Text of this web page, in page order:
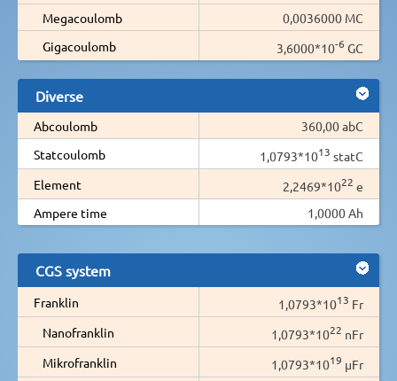
Megacoulomb
0,0036000 MC
Gigacoulomb
3,6000*10-6 GC
Diverse
Abcoulomb
360,00 abC
Statcoulomb
1,0793*1013 statC
Element
2,2469*1022 e
Ampere time
1,0000 Ah
CGS system
Franklin 1,0793*1013 Fr
Nanofranklin
1,0793*1022 nFr
Mikrofranklin
1,0793*1019 µFr